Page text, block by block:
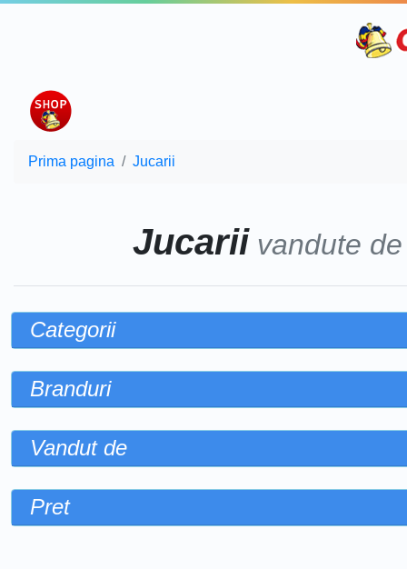
Prima pagina Jucarii
Jucariivandute
Categorii
Branduri
Vandut de
Pret